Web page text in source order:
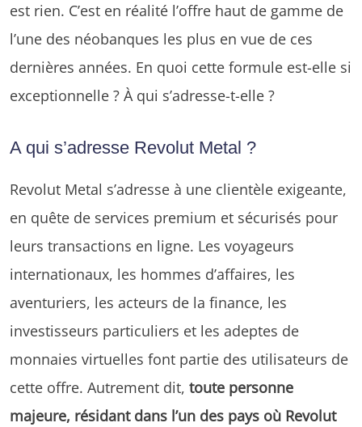
est rien. C’est en réalité l’offre haut de gamme de
l’une des néobanques les plus en vue de ces
dernières années. En quoi cette formule est-elle si
exceptionnelle ? À qui s’adresse-t-elle ?
A qui s’adresse Revolut Metal ?
Revolut Metal s’adresse à une clientèle exigeante,
en quête de services premium et sécurisés pour
leurs transactions en ligne. Les voyageurs
internationaux, les hommes d’affaires, les
aventuriers, les acteurs de la finance, les
investisseurs particuliers et les adeptes de
monnaies virtuelles font partie des utilisateurs de
cette offre. Autrement dit, toute personne
majeure, résidant dans l’un des pays où Revolut